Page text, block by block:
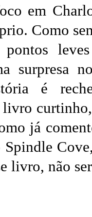
em
Como
pontos
surpresa
é
já
Spindle
livro, não